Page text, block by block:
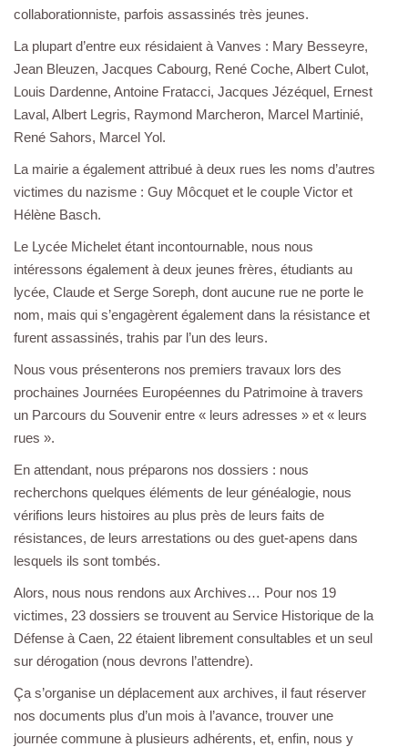
collaborationniste, parfois assassinés très jeunes.
La plupart d’entre eux résidaient à Vanves : Mary Besseyre,
Jean Bleuzen, Jacques Cabourg, René Coche, Albert Culot,
Louis Dardenne, Antoine Fratacci, Jacques Jézéquel, Ernest
Laval, Albert Legris, Raymond Marcheron, Marcel Martinié,
René Sahors, Marcel Yol.
La mairie a également attribué à deux rues les noms d’autres
victimes du nazisme : Guy Môcquet et le couple Victor et
Hélène Basch.
Le Lycée Michelet étant incontournable, nous nous
intéressons également à deux jeunes frères, étudiants au
lycée, Claude et Serge Soreph, dont aucune rue ne porte le
nom, mais qui s’engagèrent également dans la résistance et
furent assassinés, trahis par l’un des leurs.
Nous vous présenterons nos premiers travaux lors des
prochaines Journées Européennes du Patrimoine à travers
un Parcours du Souvenir entre « leurs adresses » et « leurs
rues ».
En attendant, nous préparons nos dossiers : nous
recherchons quelques éléments de leur généalogie, nous
vérifions leurs histoires au plus près de leurs faits de
résistances, de leurs arrestations ou des guet-apens dans
lesquels ils sont tombés.
Alors, nous nous rendons aux Archives… Pour nos 19
victimes, 23 dossiers se trouvent au Service Historique de la
Défense à Caen, 22 étaient librement consultables et un seul
sur dérogation (nous devrons l’attendre).
Ça s’organise un déplacement aux archives, il faut réserver
nos documents plus d’un mois à l’avance, trouver une
journée commune à plusieurs adhérents, et, enfin, nous y